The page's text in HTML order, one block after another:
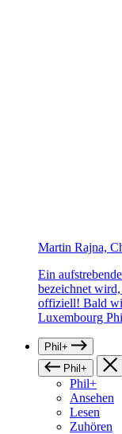
Martin Rajna,
Ein
bezeichnet
offiziell! Bald
Luxembourg
Phil+
Phil+
Phil+
Ansehen
Lesen
Zuhören